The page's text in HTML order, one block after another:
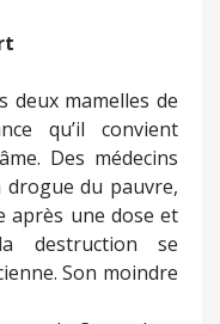
deux mamelles de
qu’il convient
Des médecins
drogue du pauvre,
après une dose et
destruction se
Son moindre